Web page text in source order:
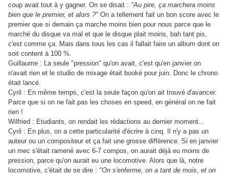
coup avait tout à y gagner. On se disait : "Au pire, ça marchera moins
bien que le premier, et alors ?" On a tellement fait un bon score avec le
premier que si demain ça marche moins bien pour nous parce que le
marché du disque va mal et que le disque plait moins, bah tant pis,
c'est comme ça. Mais dans tous les cas il fallait faire un album dont on
soit content à 100 %.
Guillaume : La seule "pression" qu'on avait, c'est qu'en janvier on
n'avait rien et le studio de mixage était booké pour juin. Donc le chrono
était lancé.
Cyril : En même temps, c'est la seule façon qu'on ait trouvé d'avancer.
Parce que si on ne fait pas les choses en speed, en général on ne fait
rien !
Wilfried : Etudiants, on rendait les rédactions au dernier moment...
Cyril : En plus, on a cette particularité d'écrire à cinq. Il n'y a pas un
auteur ou un compositeur et ça fait une grosse différence. Si en janvier
un mec s'était ramené avec 6-7 compos, on aurait déjà eu moins de
pression, parce qu'on aurait eu une locomotive. Alors que là, notre
locomotive, c'était de se dire : "On s'enferme, on a tant de mois, et on